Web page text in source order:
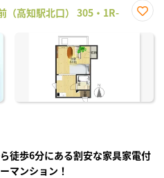
（高知駅北口） 305・1R-
に入
徒歩6分にある割安な家具家電付
マンション！